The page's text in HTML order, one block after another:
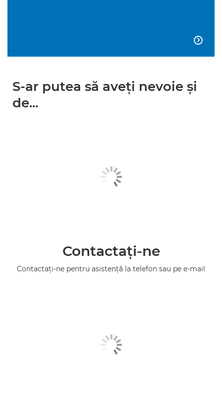

S-ar putea să aveţi nevoie şi
de...
Contactaţi-ne
Contactaţi-ne pentru asistenţă la telefon sau pe e-mail